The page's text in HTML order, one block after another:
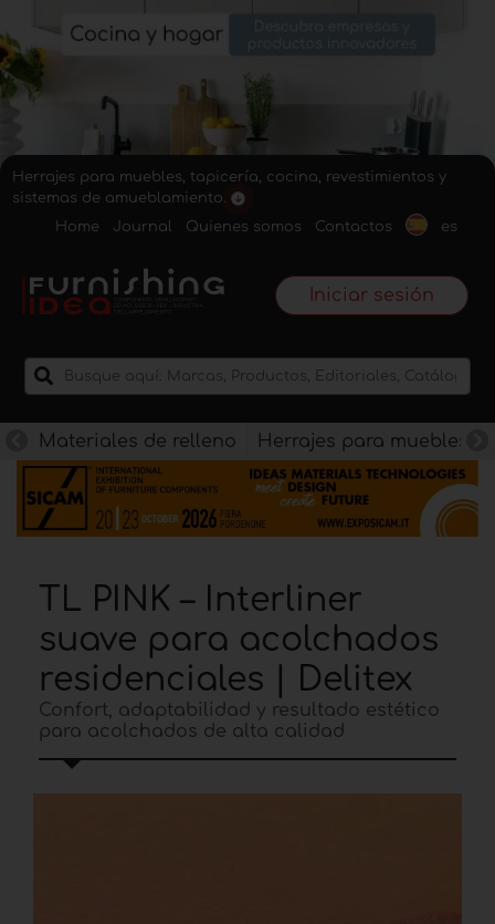
Herrajes para muebles, tapicería, cocina, revestimientos y
sistemas de amueblamiento.
Home
Journal Quienes somos Contactos es
Iniciar sesión
Materiales de relleno Herrajes para muebles
TL PINK – Interliner
suave para acolchados
residenciales | Delitex
Confort, adaptabilidad y resultado estético
para acolchados de alta calidad